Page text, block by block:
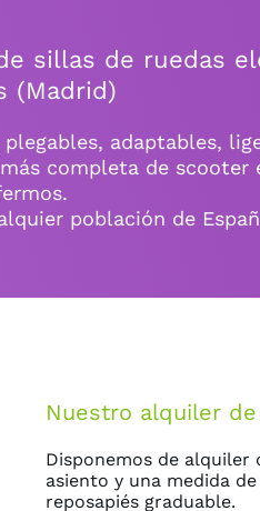
sillas de ruedas
(Madrid)
adaptables,
completa de
población de
Nuestro alquiler
Disponemos de alquiler
asiento y una medida
reposapiés graduable.